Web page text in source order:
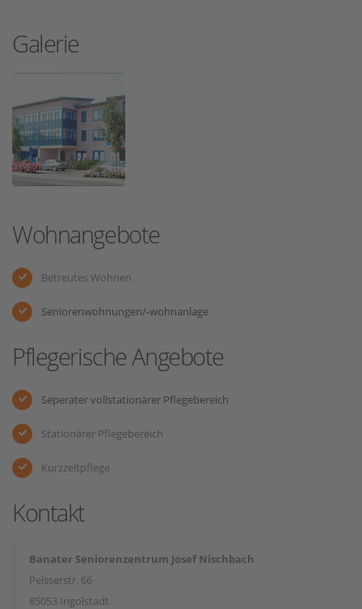
Galerie
Wohnangebote
Betreutes Wohnen
Seniorenwohnungen/-wohnanlage
Pflegerische Angebote
Seperater vollstationärer Pflegebereich
Stationärer Pflegebereich
Kurzzeitpflege
Kontakt
Banater Seniorenzentrum Josef Nischbach
Peisserstr. 66
85053 Ingolstadt